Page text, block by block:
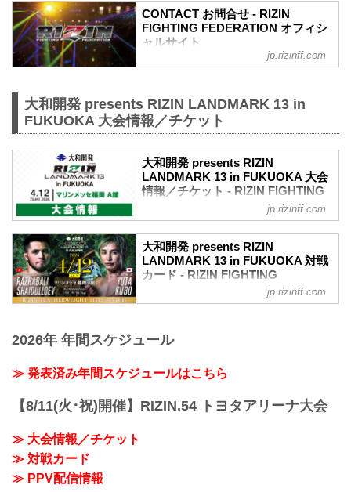
CLUB先行
③先行販売（オフィシャルサイト先行・
プレイガイド先行・番組・チラシ等 順不
④各プレイガイドの一般発売
CONTACT お問合せ - RIZIN
FIGHTING FEDERATION オフィシ
ャルサイト
jp.rizinff.com
大和開発 presents RIZIN LANDMARK 13 in
FUKUOKA 大会情報／チケット
大和開発 presents RIZIN
LANDMARK 13 in FUKUOKA 大会
情報／チケット - RIZIN FIGHTING
FEDERATION オフィシャルサイト
in FUKUOKA 大会概要
開催日時
2026年4月12日（日）12:00開場（予定）
※開場・開始時間は予定です。決定次第
会場
【マリンメッセ福岡】
報を掲載しています。
jp.rizinff.com
大和開発 presents RIZIN
LANDMARK 13 in FUKUOKA 対戦
カード - RIZIN FIGHTING
FEDERATION オフィシャルサイト
フェザー級タイトルマッチ
ラジャブアリ・シェイドゥラエフ vs. 久
バンタム級タイトルマッチ／ダニー・サ
バテロ vs. 後藤丈治
jp.rizinff.com
2026年 年間スケジュール
≫ 発表済み年間スケジュールはこちら
【8/11(火･祝)開催】RIZIN.54 トヨタアリーナ大会
≫ 大会情報／チケット
≫ 対戦カード
≫ PPV配信情報